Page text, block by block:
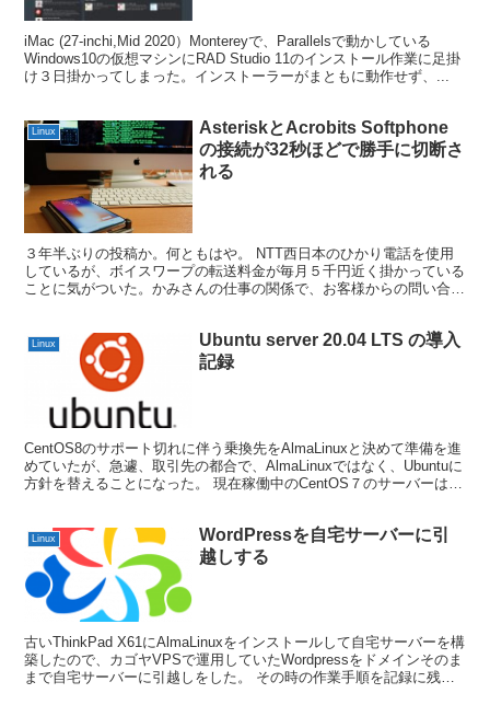
iMac (27-inchi,Mid 2020）Montereyで、Parallelsで動かしている
Windows10の仮想マシンにRAD Studio 11のインストール作業に足掛
け３日掛かってしまった。インストーラーがまともに動作せず、...
Linux
AsteriskとAcrobits Softphone
の接続が32秒ほどで勝手に切断さ
れる
３年半ぶりの投稿か。何ともはや。 NTT西日本のひかり電話を使用
しているが、ボイスワープの転送料金が毎月５千円近く掛かっている
ことに気がついた。かみさんの仕事の関係で、お客様からの問い合わ
Linux
Ubuntu server 20.04 LTS の導入
記録
CentOS8のサポート切れに伴う乗換先をAlmaLinuxと決めて準備を進
めていたが、急遽、取引先の都合で、AlmaLinuxではなく、Ubuntuに
方針を替えることになった。 現在稼働中のCentOS７のサーバーは、
Linux
WordPressを自宅サーバーに引
越しする
古いThinkPad X61にAlmaLinuxをインストールして自宅サーバーを構
築したので、カゴヤVPSで運用していたWordpressをドメインそのま
まで自宅サーバーに引越しをした。 その時の作業手順を記録に残し